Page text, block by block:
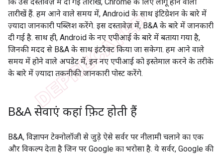
तारीखें हैं. हम आने वाले समय में, Android के साथ इंटिग्रेशन के बारे में
ज़्यादा जानकारी पब्लिश करेंगे. इस दस्तावेज़ में, B&A के बारे में जानकारी
दी गई है. साथ ही, Android के नए एपीआई के बारे में बताया गया है,
जिनकी मदद से B&A के साथ इंटरैक्ट किया जा सकेगा. हम आने वाले
समय में होने वाले अपडेट में, इन नए एपीआई को इस्तेमाल करने के तरीके
के बारे में ज़्यादा तकनीकी जानकारी पोस्ट करेंगे.
B&A सेवाएं कहां फ़िट होती हैं
B&A, विज्ञापन टेक्नोलॉजी से जुड़े ऐसे सर्वर पर नीलामी चलाने का एक
और विकल्प देता है जिन पर Google का भरोसा है. ये सर्वर, Google की